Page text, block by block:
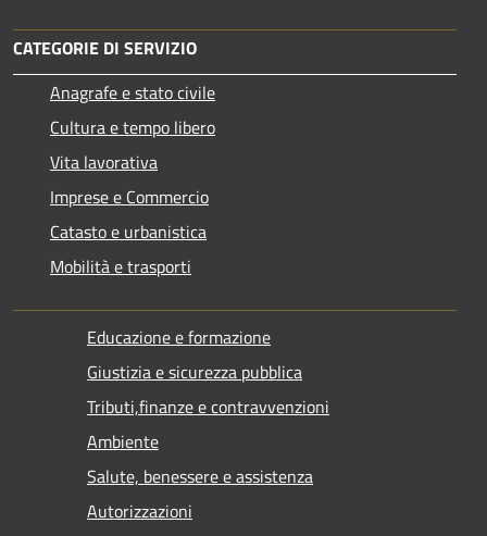
CATEGORIE DI SERVIZIO
Anagrafe e stato civile
Cultura e tempo libero
Vita lavorativa
Imprese e Commercio
Catasto e urbanistica
Mobilità e trasporti
Educazione e formazione
Giustizia e sicurezza pubblica
Tributi,finanze e contravvenzioni
Ambiente
Salute, benessere e assistenza
Autorizzazioni